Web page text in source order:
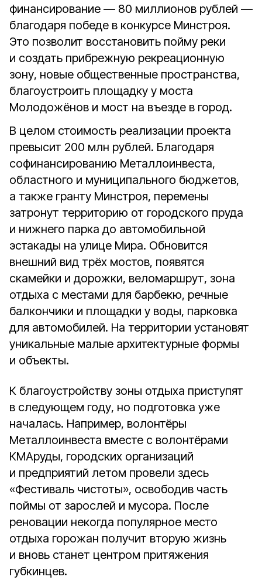
финансирование — 80 миллионов рублей —
благодаря победе в конкурсе Минстроя.
Это позволит восстановить пойму реки
и создать прибрежную рекреационную
зону, новые общественные пространства,
благоустроить площадку у моста
Молодожёнов и мост на въезде в город.
В целом стоимость реализации проекта
превысит 200 млн рублей. Благодаря
софинансированию Металлоинвеста,
областного и муниципального бюджетов,
а также гранту Минстроя, перемены
затронут территорию от городского пруда
и нижнего парка до автомобильной
эстакады на улице Мира. Обновится
внешний вид трёх мостов, появятся
скамейки и дорожки, веломаршрут, зона
отдыха с местами для барбекю, речные
балкончики и площадки у воды, парковка
для автомобилей. На территории установят
уникальные малые архитектурные формы
и объекты.
К благоустройству зоны отдыха приступят
в следующем году, но подготовка уже
началась. Например, волонтёры
Металлоинвеста вместе с волонтёрами
КМАруды, городских организаций
и предприятий летом провели здесь
«Фестиваль чистоты», освободив часть
поймы от зарослей и мусора. После
реновации некогда популярное место
отдыха горожан получит вторую жизнь
и вновь станет центром притяжения
губкинцев.